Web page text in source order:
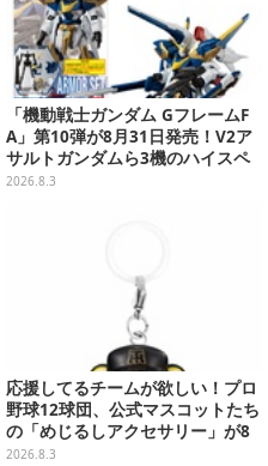
「機動戦士ガンダム GフレームF
A」第10弾が8月31日発売！V2ア
サルトガンダムら3機のハイスペ
ック可動フィギュア
2026.8.3
応援してるチームが欲しい！プロ
野球12球団、公式マスコットたち
の「めじるしアクセサリー」が8
月第2週より再販
2026.8.3